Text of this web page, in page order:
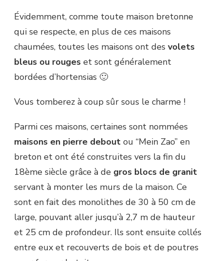
Évidemment, comme toute maison bretonne
qui se respecte, en plus de ces maisons
chaumées, toutes les maisons ont des volets
bleus ou rouges et sont généralement
bordées d’hortensias 🙂
Vous tomberez à coup sûr sous le charme !
Parmi ces maisons, certaines sont nommées
maisons en pierre debout ou “Mein Zao” en
breton et ont été construites vers la fin du
18ème siècle grâce à de gros blocs de granit
servant à monter les murs de la maison. Ce
sont en fait des monolithes de 30 à 50 cm de
large, pouvant aller jusqu’à 2,7 m de hauteur
et 25 cm de profondeur. Ils sont ensuite collés
entre eux et recouverts de bois et de poutres